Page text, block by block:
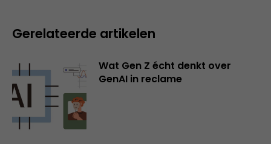
Gerelateerde artikelen
Wat Gen Z écht denkt over
GenAI in reclame